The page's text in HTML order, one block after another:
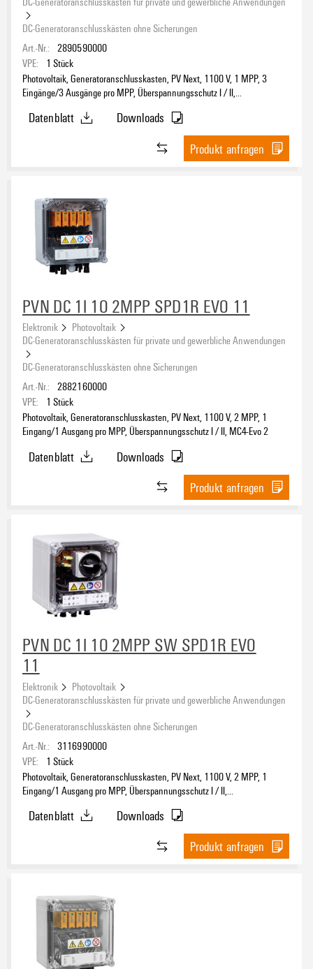
DC-Generatoranschlusskästen ohne Sicherungen
Art.-Nr.: 2890590000
VPE:
1 Stück
Photovoltaik, Generatoranschlusskasten, PV Next, 1100 V, 1 MPP, 3
Eingänge/3 Ausgänge pro MPP, Überspannungsschutz I / II,
Datenblatt
Downloads
Produkt anfragen
PVN DC 1I 1O 2MPP SPD1R EVO 11
Elektronik
Photovoltaik
DC-Generatoranschlusskästen für private und gewerbliche Anwendungen
DC-Generatoranschlusskästen ohne Sicherungen
Art.-Nr.: 2882160000
VPE:
1 Stück
Photovoltaik, Generatoranschlusskasten, PV Next, 1100 V, 2 MPP, 1
Eingang/1 Ausgang pro MPP, Überspannungsschutz I / II, MC4-Evo 2
Datenblatt
Downloads
Produkt anfragen
PVN DC 1I 1O 2MPP SW SPD1R EVO
11
Elektronik
Photovoltaik
DC-Generatoranschlusskästen für private und gewerbliche Anwendungen
DC-Generatoranschlusskästen ohne Sicherungen
Art.-Nr.: 3116990000
VPE:
1 Stück
Photovoltaik, Generatoranschlusskasten, PV Next, 1100 V, 2 MPP, 1
Eingang/1 Ausgang pro MPP, Überspannungsschutz I / II,
Datenblatt
Downloads
Produkt anfragen